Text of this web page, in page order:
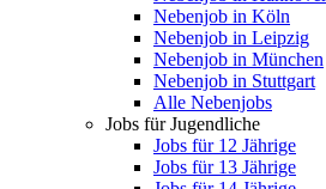
Nebenjob in Köln
Nebenjob in Leipzig
Nebenjob in München
Nebenjob in Stuttgart
Alle Nebenjobs
Jobs für Jugendliche
Jobs für 12 Jährige
Jobs für 13 Jährige